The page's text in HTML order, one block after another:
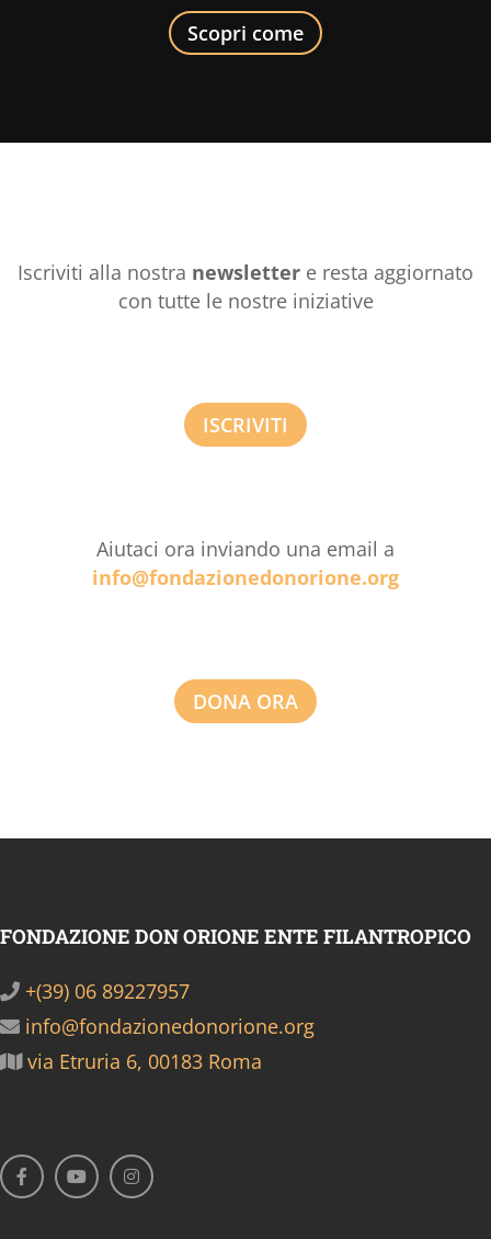
Scopri come
Iscriviti alla nostra newsletter e resta aggiornato
con tutte le nostre iniziative
ISCRIVITI
Aiutaci ora inviando una email a
info@fondazionedonorione.org
DONA ORA
FONDAZIONE DON ORIONE ENTE FILANTROPICO
+(39) 06 89227957
info@fondazionedonorione.org
via Etruria 6, 00183 Roma